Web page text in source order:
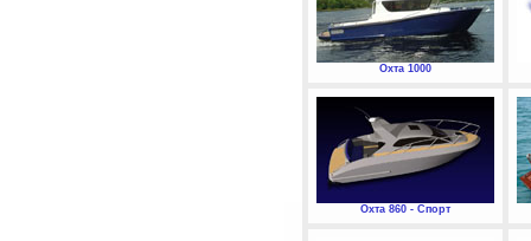
Охта 1000
Охта 860 - Спорт